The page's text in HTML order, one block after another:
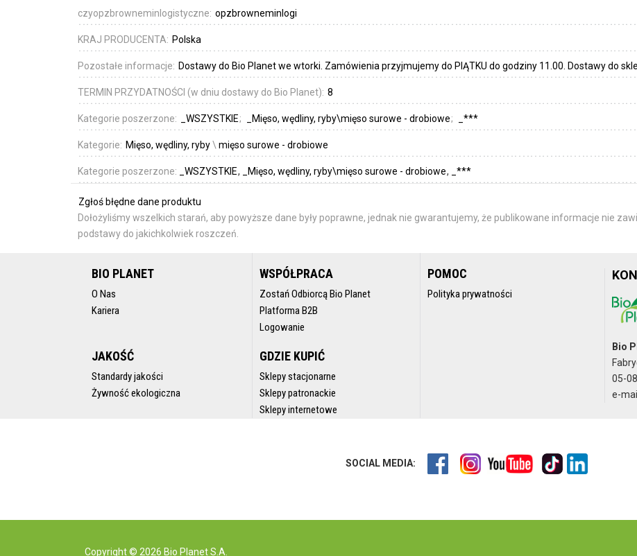
czyopzbrowneminlogistyczne: opzbrowneminlogi
KRAJ PRODUCENTA: Polska
Pozostałe informacje: Dostawy do Bio Planet we wtorki. Zamówienia przyjmujemy do PIĄTKU do godziny 11.00. Dostawy do
TERMIN PRZYDATNOŚCI (w dniu dostawy do Bio Planet): 8
Kategorie poszerzone: _WSZYSTKIE _Mięso, wędliny, ryby\mięso surowe - drobiowe _***
Kategorie: Mięso, wędliny, ryby\ mięso surowe - drobiowe
Kategorie poszerzone: _WSZYSTKIE _Mięso, wędliny, ryby\mięso surowe - drobiowe _***
Zgłoś błędne dane produktu
Dołożyliśmy wszelkich starań, aby powyższe dane były poprawne, jednak nie gwarantujemy, że publikowane informacje nie
podstawy do jakichkolwiek roszczeń.
BIO PLANET
O Nas
Kariera
WSPÓŁPRACA
Zostań Odbiorcą Bio Planet
Platforma B2B
Logowanie
POMOC
Polityka prywatności
JAKOŚĆ
Standardy jakości
Żywność ekologiczna
GDZIE KUPIĆ
Sklepy stacjonarne
Sklepy patronackie
Sklepy internetowe
Bio
05-
e-
SOCIAL MEDIA:
Copyright © 2026 Bio Planet S.A.